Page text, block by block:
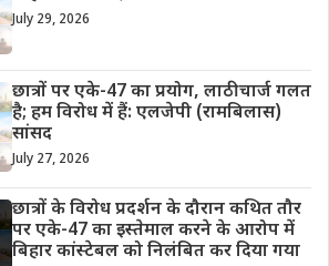
July 29, 2026
छात्रों पर एके-47 का प्रयोग, लाठीचार्ज गलत
है; हम विरोध में हैं: एलजेपी (रामबिलास)
सांसद
July 27, 2026
छात्रों के विरोध प्रदर्शन के दौरान कथित तौर
पर एके-47 का इस्तेमाल करने के आरोप में
बिहार कांस्टेबल को निलंबित कर दिया गया